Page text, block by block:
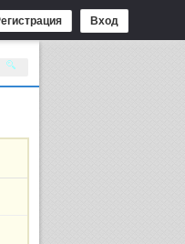
Вход